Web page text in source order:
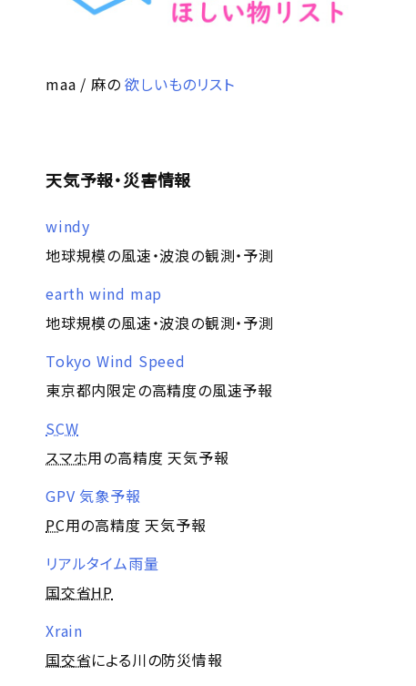
maa / 麻の欲しいものリスト
天気予報・災害情報
windy
地球規模の風速・波浪の観測・予測
earth wind map
地球規模の風速・波浪の観測・予測
Tokyo Wind Speed
東京都内限定の高精度の風速予報
SCW
スマホ用の高精度 天気予報
GPV 気象予報
PC用の高精度 天気予報
リアルタイム雨量
国交省HP
Xrain
国交省による川の防災情報